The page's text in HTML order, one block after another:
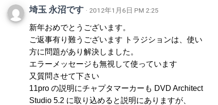
埼玉 永沼です · 2012年1月6日 PM 2:25
新年おめでとうございます。
ご返事有り難うございます トラジションは、使い
方に問題があり解決しました。
エラーメッセージも無視して使っています
又質問させて下さい
11pro の説明にチャプタマーカーも DVD Architect
Studio 5.2 に取り込めると説明にありますが、